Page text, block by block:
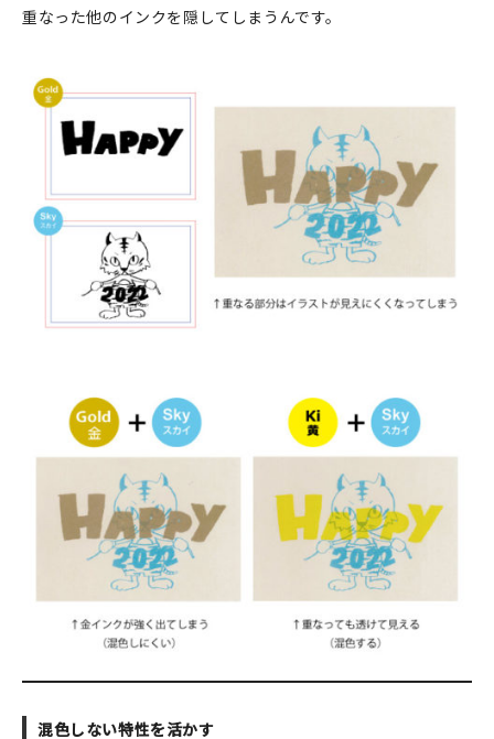
重なった他のインクを隠してしまうんです。
混色しない特性を活かす